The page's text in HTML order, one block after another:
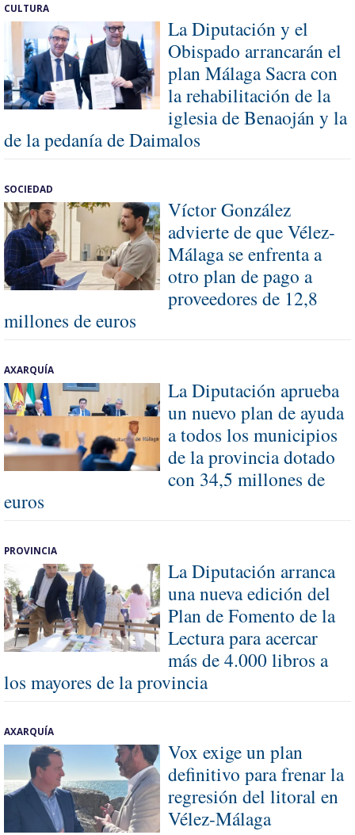
CULTURA
La Diputación y el
Obispado arrancarán el
plan Málaga Sacra con
la rehabilitación de la
iglesia de Benaoján y la
de la pedanía de Daimalos
SOCIEDAD
Víctor González
advierte de que Vélez-
Málaga se enfrenta a
otro plan de pago a
proveedores de 12,8
millones de euros
AXARQUÍA
La Diputación aprueba
un nuevo plan de ayuda
a todos los municipios
de la provincia dotado
con 34,5 millones de
euros
PROVINCIA
La Diputación arranca
una nueva edición del
Plan de Fomento de la
Lectura para acercar
más de 4.000 libros a
los mayores de la provincia
AXARQUÍA
Vox exige un plan
definitivo para frenar la
regresión del litoral en
Vélez-Málaga